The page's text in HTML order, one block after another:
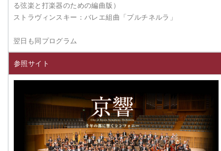
る弦楽と打楽器のための編曲版）
ストラヴィンスキー：バレエ組曲「プルチネルラ」
翌日も同プログラム
参照サイト